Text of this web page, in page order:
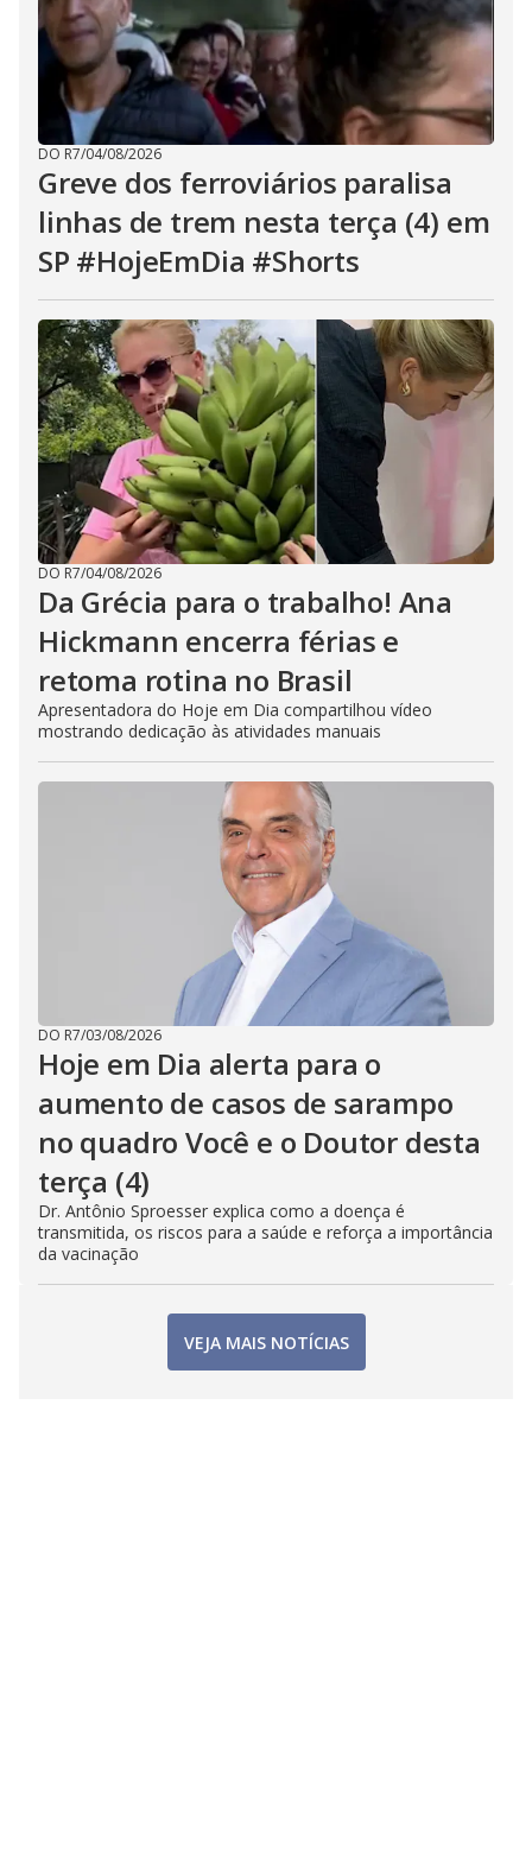
DO R7/04/08/2026
Greve dos ferroviários paralisa
linhas de trem nesta terça (4) em
SP #HojeEmDia #Shorts
DO R7/04/08/2026
Da Grécia para o trabalho! Ana
Hickmann encerra férias e
retoma rotina no Brasil
Apresentadora do Hoje em Dia compartilhou vídeo
mostrando dedicação às atividades manuais
DO R7/03/08/2026
Hoje em Dia alerta para o
aumento de casos de sarampo
no quadro Você e o Doutor desta
terça (4)
Dr. Antônio Sproesser explica como a doença é
transmitida, os riscos para a saúde e reforça a importância
da vacinação
VEJA MAIS NOTÍCIAS